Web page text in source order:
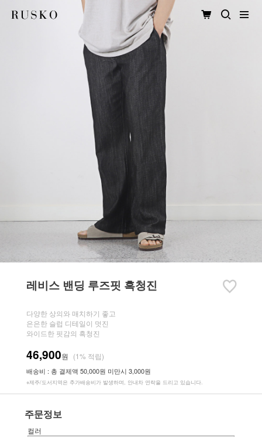
레비스 밴딩 루즈핏 흑청진
다양한 상의와 매치하기 좋고
은은한 슬럽 디테일이 멋진
와이드한 핏감의 흑청진
46,900원 (1% 적립)
배송비 : 총 결제액 50,000원 미만시 3,000원
※제주/도서지역은 추가배송비가 발생하며, 안내차 연락을 드리고 있습니다.
주문정보
컬러